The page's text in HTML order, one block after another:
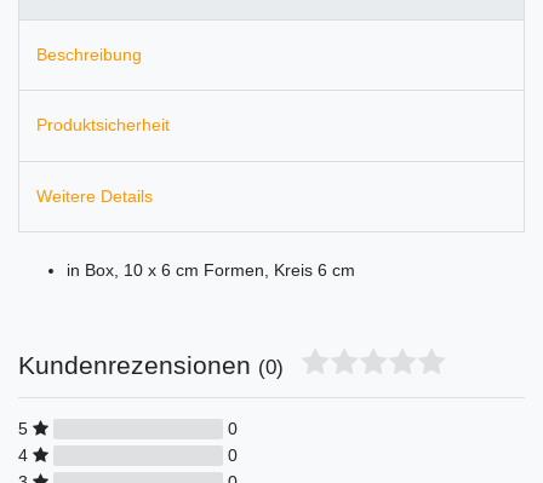
Beschreibung
Produktsicherheit
Weitere Details
in Box, 10 x 6 cm Formen, Kreis 6 cm
Kundenrezensionen (0)
5
0
4
0